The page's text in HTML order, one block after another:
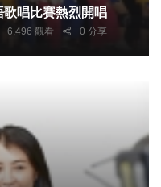
唱比賽熱烈開唱
6,496 觀看 0 分享